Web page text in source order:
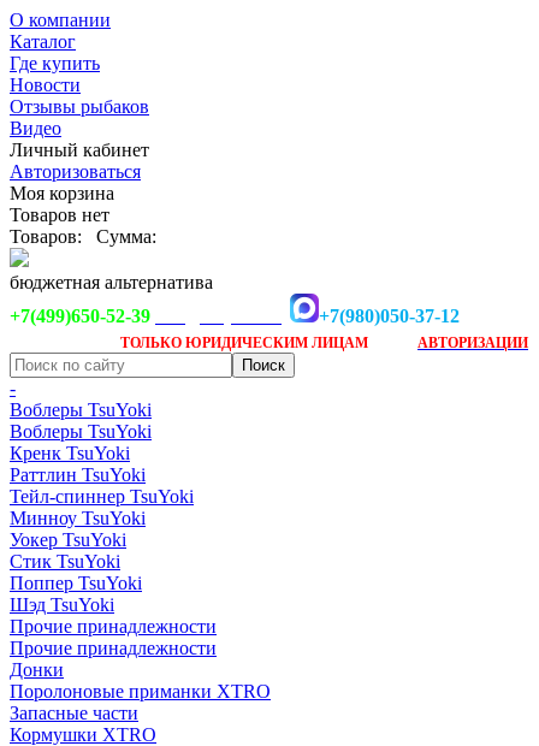
О компании
Каталог
Где купить
Новости
Отзывы рыбаков
Видео
Личный кабинет
Авторизоваться
Моя корзина
Товаров нет
Товаров:
Сумма:
бюджетная альтернатива
+7(499)650-52-39
+7(980)050-37-12
ТОЛЬКО ЮРИДИЧЕСКИМ ЛИЦАМ АВТОРИЗАЦИИ
-
Воблеры TsuYoki
Воблеры TsuYoki
Кренк TsuYoki
Раттлин TsuYoki
Тейл-спиннер TsuYoki
Минноу TsuYoki
Уокер TsuYoki
Стик TsuYoki
Поппер TsuYoki
Шэд TsuYoki
Прочие принадлежности
Прочие принадлежности
Донки
Поролоновые приманки XTRO
Запасные части
Кормушки XTRO